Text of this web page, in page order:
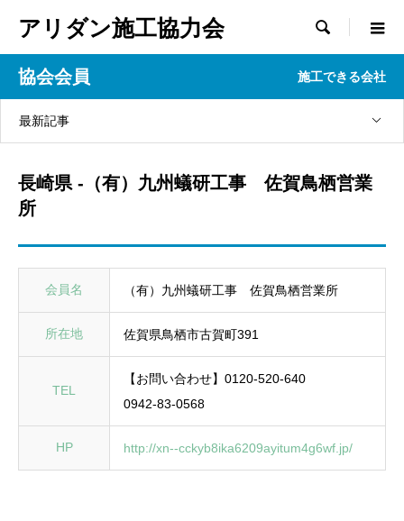
アリダン施工協力会 
協会会員 施工できる会社
最新記事
長崎県 -（有）九州蟻研工事 佐賀鳥栖営業
所
会員名 （有）九州蟻研工事 佐賀鳥栖営業所
所在地 佐賀県鳥栖市古賀町391
TEL
【お問い合わせ】0120-520-640
0942-83-0568
HP http://xn--cckyb8ika6209ayitum4g6wf.jp/